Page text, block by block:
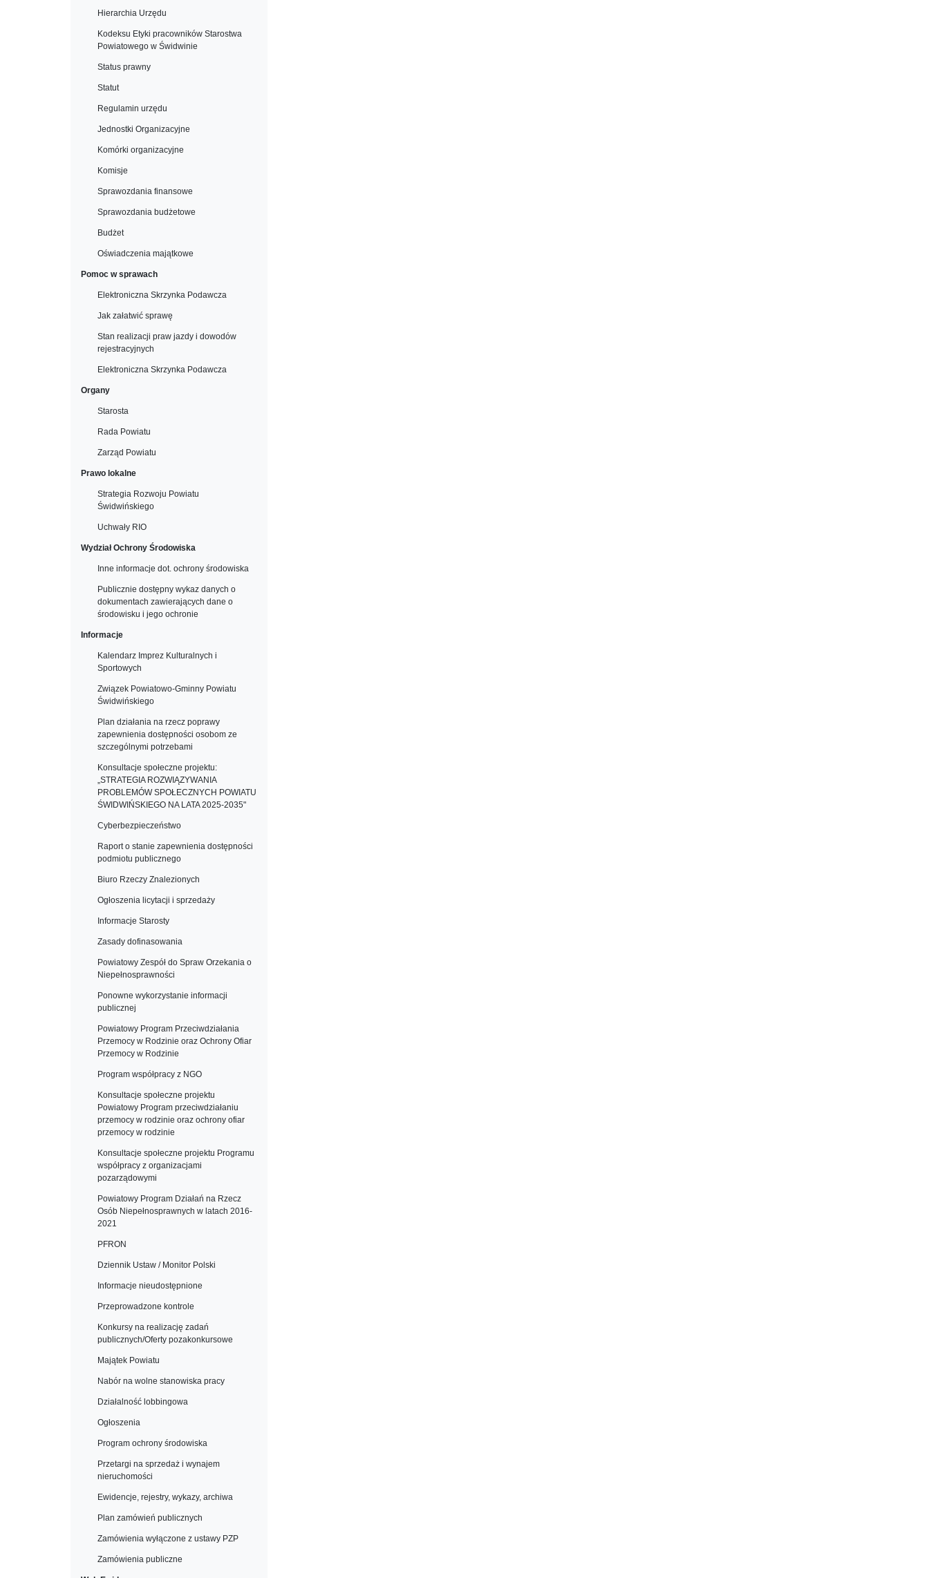
Hierarchia Urzędu
Kodeksu Etyki pracowników Starostwa
Powiatowego w Świdwinie
Status prawny
Statut
Regulamin urzędu
Jednostki Organizacyjne
Komórki organizacyjne
Komisje
Sprawozdania finansowe
Sprawozdania budżetowe
Budżet
Oświadczenia majątkowe
Pomoc w sprawach
Elektroniczna Skrzynka Podawcza
Jak załatwić sprawę
Stan realizacji praw jazdy i dowodów
rejestracyjnych
Elektroniczna Skrzynka Podawcza
Organy
Starosta
Rada Powiatu
Zarząd Powiatu
Prawo lokalne
Strategia Rozwoju Powiatu
Świdwińskiego
Uchwały RIO
Wydział Ochrony Środowiska
Inne informacje dot. ochrony środowiska
Publicznie dostępny wykaz danych o
dokumentach zawierających dane o
środowisku i jego ochronie
Informacje
Kalendarz Imprez Kulturalnych i
Sportowych
Związek Powiatowo-Gminny Powiatu
Świdwińskiego
Plan działania na rzecz poprawy
zapewnienia dostępności osobom ze
szczególnymi potrzebami
Konsultacje społeczne projektu:
„STRATEGIA ROZWIĄZYWANIA
PROBLEMÓW SPOŁECZNYCH POWIATU
ŚWIDWIŃSKIEGO NA LATA 2025-2035"
Cyberbezpieczeństwo
Raport o stanie zapewnienia dostępności
podmiotu publicznego
Biuro Rzeczy Znalezionych
Ogłoszenia licytacji i sprzedaży
Informacje Starosty
Zasady dofinasowania
Powiatowy Zespół do Spraw Orzekania o
Niepełnosprawności
Ponowne wykorzystanie informacji
publicznej
Powiatowy Program Przeciwdziałania
Przemocy w Rodzinie oraz Ochrony Ofiar
Przemocy w Rodzinie
Program współpracy z NGO
Konsultacje społeczne projektu
Powiatowy Program przeciwdziałaniu
przemocy w rodzinie oraz ochrony ofiar
przemocy w rodzinie
Konsultacje społeczne projektu Programu
współpracy z organizacjami
pozarządowymi
Powiatowy Program Działań na Rzecz
Osób Niepełnosprawnych w latach 2016-
2021
PFRON
Dziennik Ustaw / Monitor Polski
Informacje nieudostępnione
Przeprowadzone kontrole
Konkursy na realizację zadań
publicznych/Oferty pozakonkursowe
Majątek Powiatu
Nabór na wolne stanowiska pracy
Działalność lobbingowa
Ogłoszenia
Program ochrony środowiska
Przetargi na sprzedaż i wynajem
nieruchomości
Ewidencje, rejestry, wykazy, archiwa
Plan zamówień publicznych
Zamówienia wyłączone z ustawy PZP
Zamówienia publiczne